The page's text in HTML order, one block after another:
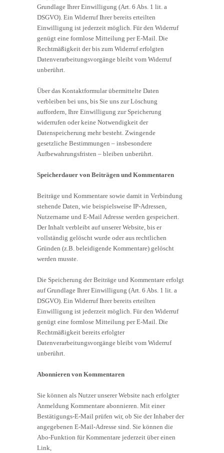
Grundlage Ihrer Einwilligung (Art. 6 Abs. 1 lit. a
DSGVO). Ein Widerruf Ihrer bereits erteilten
Einwilligung ist jederzeit möglich. Für den Widerruf
genügt eine formlose Mitteilung per E-Mail. Die
Rechtmäßigkeit der bis zum Widerruf erfolgten
Datenverarbeitungsvorgänge bleibt vom Widerruf
unberührt.
Über das Kontaktformular übermittelte Daten
verbleiben bei uns, bis Sie uns zur Löschung
auffordern, Ihre Einwilligung zur Speicherung
widerrufen oder keine Notwendigkeit der
Datenspeicherung mehr besteht. Zwingende
gesetzliche Bestimmungen – insbesondere
Aufbewahrungsfristen – bleiben unberührt.
Speicherdauer von Beiträgen und Kommentaren
Beiträge und Kommentare sowie damit in Verbindung
stehende Daten, wie beispielsweise IP-Adressen,
Nutzername und E-Mail Adresse werden gespeichert.
Der Inhalt verbleibt auf unserer Website, bis er
vollständig gelöscht wurde oder aus rechtlichen
Gründen (z.B. beleidigende Kommentare) gelöscht
werden musste.
Die Speicherung der Beiträge und Kommentare erfolgt
auf Grundlage Ihrer Einwilligung (Art. 6 Abs. 1 lit. a
DSGVO). Ein Widerruf Ihrer bereits erteilten
Einwilligung ist jederzeit möglich. Für den Widerruf
genügt eine formlose Mitteilung per E-Mail. Die
Rechtmäßigkeit bereits erfolgter
Datenverarbeitungsvorgänge bleibt vom Widerruf
unberührt.
Abonnieren von Kommentaren
Sie können als Nutzer unserer Website nach erfolgter
Anmeldung Kommentare abonnieren. Mit einer
Bestätigungs-E-Mail prüfen wir, ob Sie der Inhaber der
angegebenen E-Mail-Adresse sind. Sie können die
Abo-Funktion für Kommentare jederzeit über einen
Link,